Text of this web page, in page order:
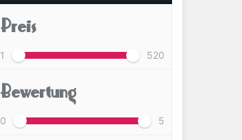
Preis
1 520
Bewertung
0 5